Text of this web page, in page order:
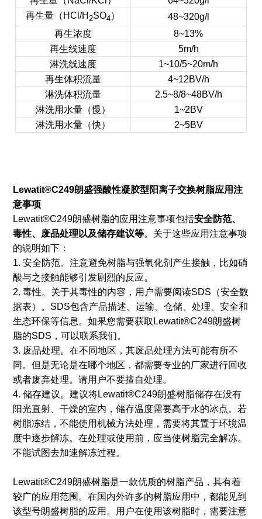
再生量（HCl/H 2SO4）
48~320g/l
再生浓度
8~13%
再生线速度
5m/h
淋洗线速度
1~10/5~20m/h
再生体积流量
4~12BV/h
淋洗体积流量
2.5~8/8~48BV/h
淋洗用水量（慢）
1~2BV
淋洗用水量（快）
2~5BV
Lewatit®C249朗盛强酸性凝胶型阳离子交换树脂应用注
意事项
Lewatit®C249朗盛树脂的应用注意事项包括安全防范、
毒性、废品处理以及储存建议等。关于这些应用注意事项
的说明如下：
1. 安全防范。注意避免树脂与强氧化剂产生接触，比如硝
酸与之接触能够引发剧烈的反应。
2. 毒性。关于其毒性的内容，用户需要阅读SDS（安全数
据表）。SDS包含产品描述、运输、仓储、处理、安全和
生态环保等信息。如果您需要获取Lewatit®C249朗盛树
脂的SDS，可以联系我们。
3. 废品处理。在不同地区，其废品处理方法可能有所不
同。但是无论是在哪个地区，都需要专业的厂家进行回收
或者废弃处理。请用户不要擅自处理。
4. 储存建议。建议将Lewatit®C249朗盛树脂储存在没有
阳光直射、干燥的室内，储存温度需要高于水的冰点。若
树脂冻结，不能使用机械方法处理，需要将其置于环境温
度中逐步解冻。在处理或使用前，应当使树脂完全解冻。
不能试图去加速解冻过程。
Lewatit®C249朗盛树脂是一款优质的树脂产品，其有着
较广的应用范围。在国内外许多的树脂应用中，都能见到
该型号朗盛树脂的应用。用户在使用该树脂时，需要注意